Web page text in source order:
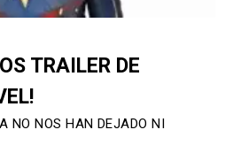
TRAILER DE
NO NOS HAN DEJADO NI